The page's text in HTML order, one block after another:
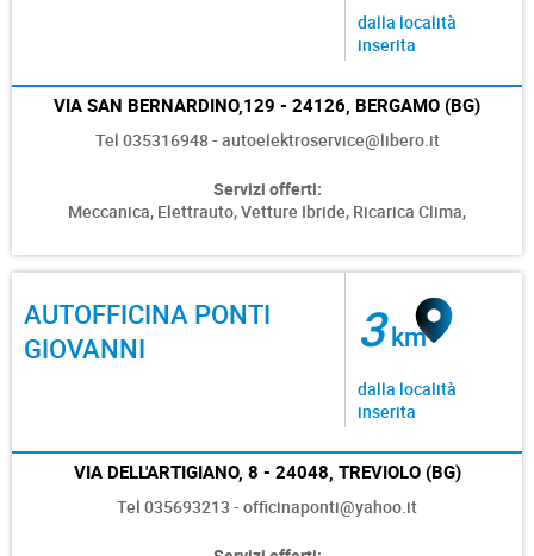
dalla località
inserita
VIA SAN BERNARDINO,129 - 24126, BERGAMO (BG)
Tel 035316948 - autoelektroservice@libero.it
Servizi offerti:
Meccanica, Elettrauto,Vetture Ibride, Ricarica Clima,
AUTOFFICINA PONTI
GIOVANNI
3km
dalla località
inserita
VIA DELL'ARTIGIANO, 8 - 24048, TREVIOLO (BG)
Tel 035693213 - officinaponti@yahoo.it